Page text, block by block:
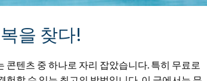
을 찾다!
텐츠 중 하나로 자리 잡았습니다. 특히 무료로